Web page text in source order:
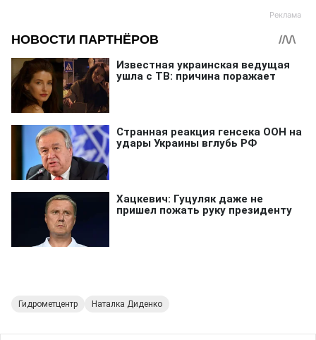
Гидрометцентр Наталка Диденко